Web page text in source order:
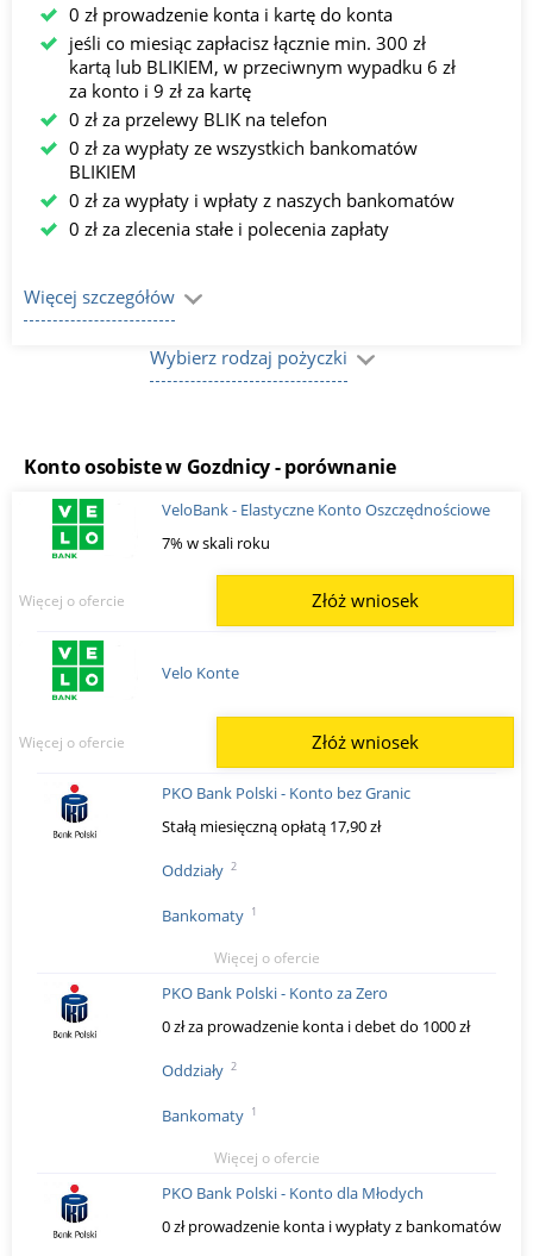
0 zł prowadzenie konta i kartę do konta
jeśli co miesiąc zapłacisz łącznie min. 300 zł
kartą lub BLIKIEM, w przeciwnym wypadku 6 zł
za konto i 9 zł za kartę
0 zł za przelewy BLIK na telefon
0 zł za wypłaty ze wszystkich bankomatów
BLIKIEM
0 zł za wypłaty i wpłaty z naszych bankomatów
0 zł za zlecenia stałe i polecenia zapłaty
Więcej szczegółów
Wybierz rodzaj pożyczki
Konto osobiste w Gozdnicy - porównanie
VeloBank - Elastyczne Konto Oszczędnościowe
7% w skali roku
Więcej o ofercie Złóż wniosek
Velo Konte
Więcej o ofercie Złóż wniosek
PKO Bank Polski - Konto bez Granic
Stałą miesięczną opłatą 17,90 zł
Oddziały 2
Bankomaty 1
Więcej o ofercie
PKO Bank Polski - Konto za Zero
0 zł za prowadzenie konta i debet do 1000 zł
Oddziały 2
Bankomaty 1
Więcej o ofercie
PKO Bank Polski - Konto dla Młodych
0 zł prowadzenie konta i wypłaty z bankomatów